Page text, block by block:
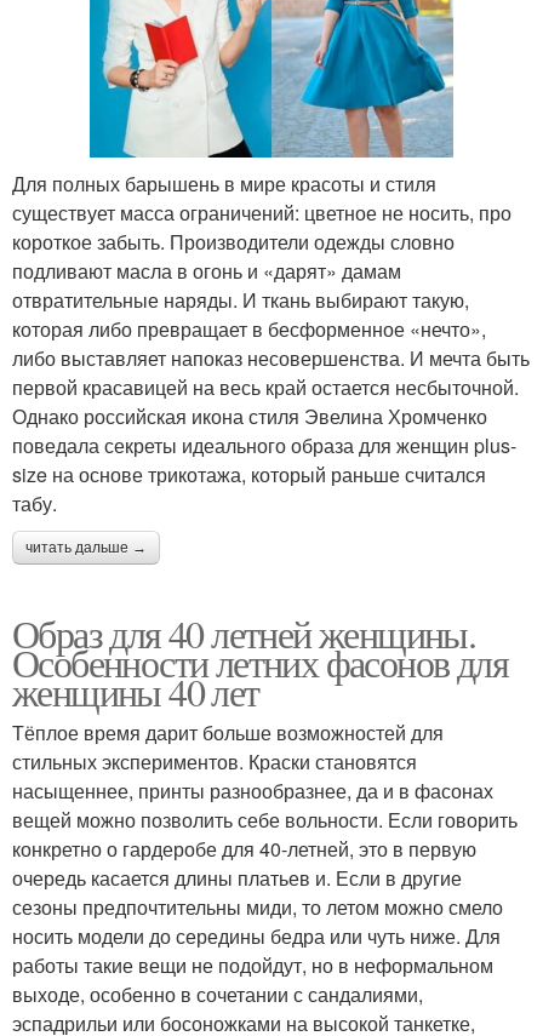
Для полных барышень в мире красоты и стиля
существует масса ограничений: цветное не носить, про
короткое забыть. Производители одежды словно
подливают масла в огонь и «дарят» дамам
отвратительные наряды. И ткань выбирают такую,
которая либо превращает в бесформенное «нечто»,
либо выставляет напоказ несовершенства. И мечта быть
первой красавицей на весь край остается несбыточной.
Однако российская икона стиля Эвелина Хромченко
поведала секреты идеального образа для женщин plus-
size на основе трикотажа, который раньше считался
табу.
читать дальше →
Образ для 40 летней женщины.
Особенности летних фасонов для
женщины 40 лет
Тёплое время дарит больше возможностей для
стильных экспериментов. Краски становятся
насыщеннее, принты разнообразнее, да и в фасонах
вещей можно позволить себе вольности. Если говорить
конкретно о гардеробе для 40-летней, это в первую
очередь касается длины платьев и. Если в другие
сезоны предпочтительны миди, то летом можно смело
носить модели до середины бедра или чуть ниже. Для
работы такие вещи не подойдут, но в неформальном
выходе, особенно в сочетании с сандалиями,
эспадрильи или босоножками на высокой танкетке,